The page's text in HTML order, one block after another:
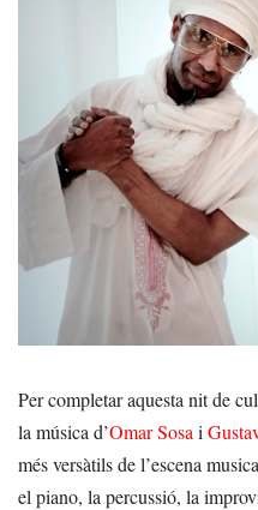
Per completar aquesta nit de
la música d’Omar Sosa i
més versàtils de l’escena
el piano, la percussió, la